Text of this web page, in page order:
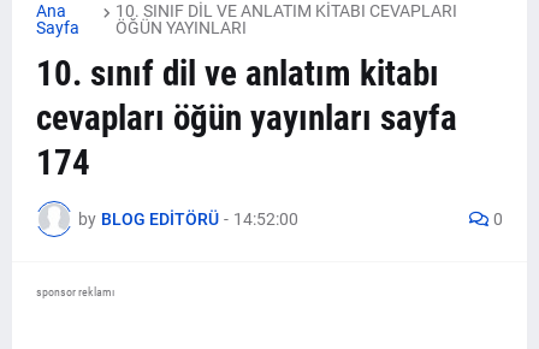
Ana
Sayfa
10. SINIF DİL VE ANLATIM KİTABI CEVAPLARI
ÖĞÜN YAYINLARI
10. sınıf dil ve anlatım kitabı
cevapları öğün yayınları sayfa
174
by BLOG EDİTÖRÜ - 14:52:00 0
sponsor reklamı